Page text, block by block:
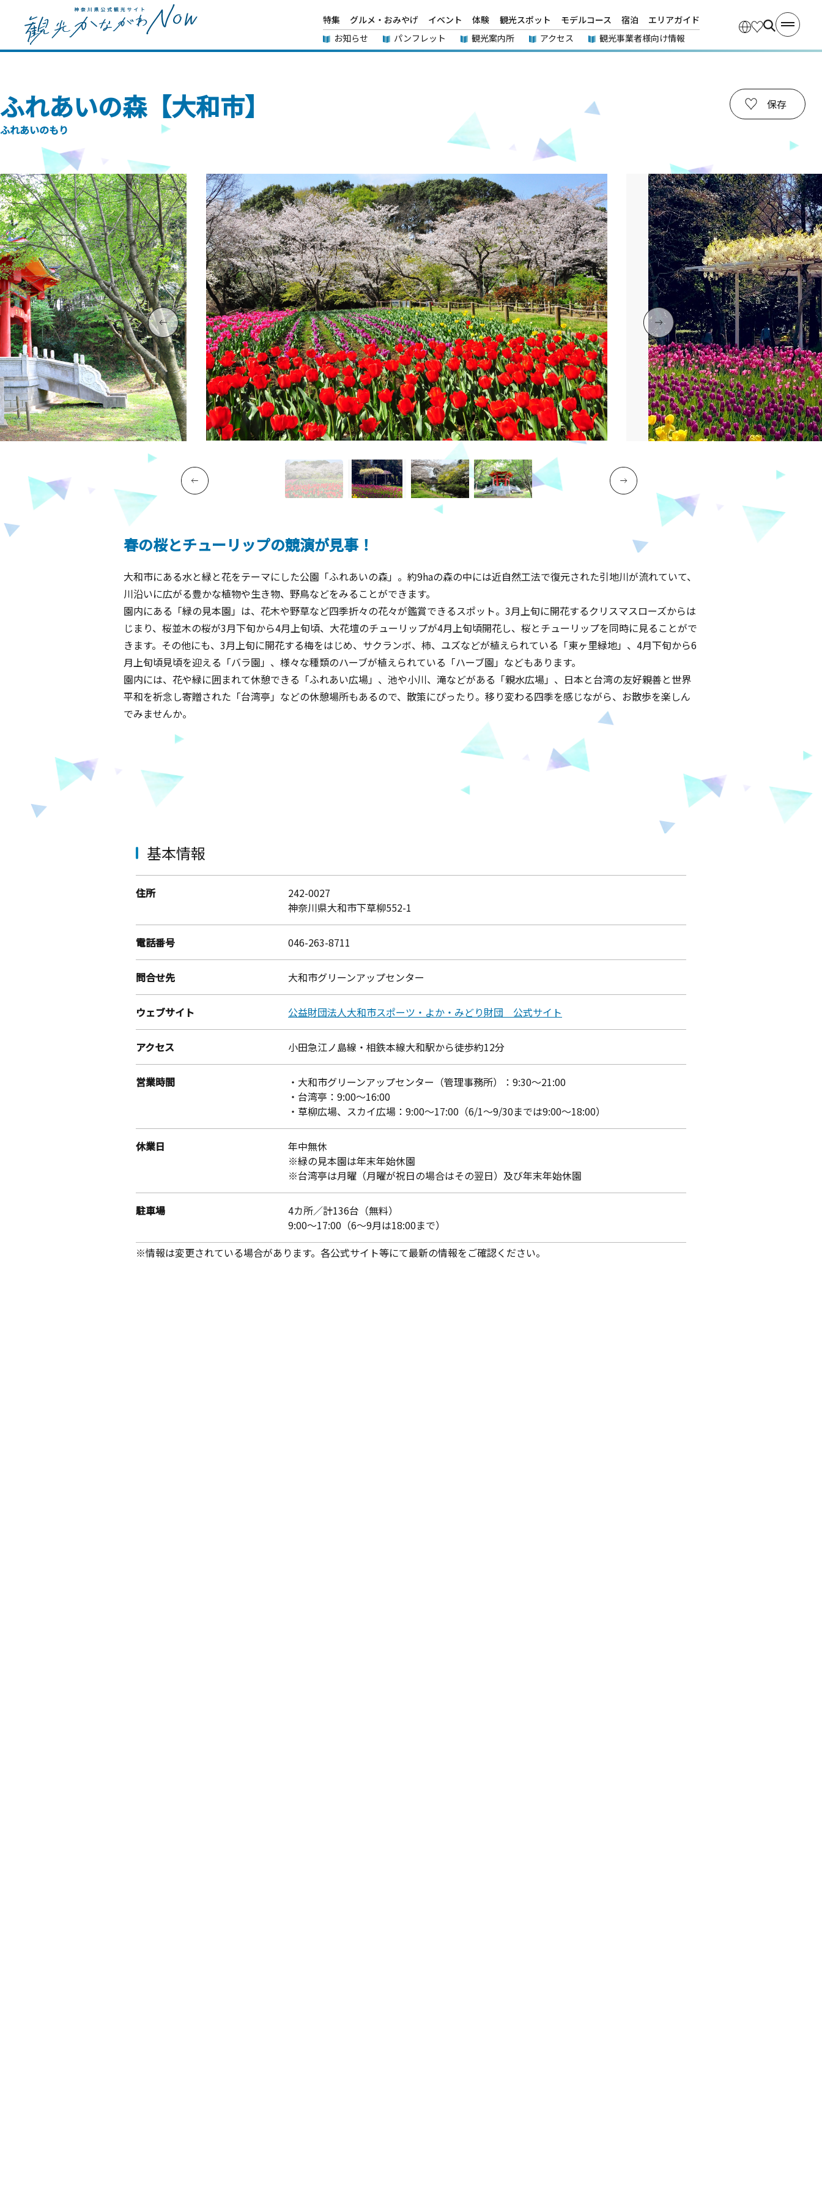
特集 グルメ・おみやげ イベント 体験 観光スポット モデルコース 宿泊
エリアガイド
お知らせ
パンフレット 観光案内所 アクセス 観光事業者様向け情報
ふれあいの森【大和市】
ふれあいのもり
保存
春の桜とチューリップの競演が見事！
大和市にある水と緑と花をテーマにした公園「ふれあいの森」。約9haの森の中には近自然工法で復元された引地川が流れていて、
川沿いに広がる豊かな植物や生き物、野鳥などをみることができます。
園内にある「緑の見本園」は、花木や野草など四季折々の花々が鑑賞できるスポット。3月上旬に開花するクリスマスローズからは
じまり、桜並木の桜が3月下旬から4月上旬頃、大花壇のチューリップが4月上旬頃開花し、桜とチューリップを同時に見ることがで
きます。その他にも、3月上旬に開花する梅をはじめ、サクランボ、柿、ユズなどが植えられている「東ヶ里緑地」、4月下旬から6
月上旬頃見頃を迎える「バラ園」、様々な種類のハーブが植えられている「ハーブ園」などもあります。
園内には、花や緑に囲まれて休憩できる「ふれあい広場」、池や小川、滝などがある「親水広場」、日本と台湾の友好親善と世界
平和を祈念し寄贈された「台湾亭」などの休憩場所もあるので、散策にぴったり。移り変わる四季を感じながら、お散歩を楽しん
でみませんか。
基本情報
住所
242-0027
神奈川県大和市下草柳552-1
電話番号 046-263-8711
問合せ先 大和市グリーンアップセンター
ウェブサイト 公益財団法人大和市スポーツ・よか・みどり財団 公式サイト
アクセス 小田急江ノ島線・相鉄本線大和駅から徒歩約12分
営業時間
・大和市グリーンアップセンター（管理事務所）：9:30～21:00
・台湾亭：9:00～16:00
・草柳広場、スカイ広場：9:00～17:00（6/1～9/30までは9:00～18:00）
休業日
年中無休
※緑の見本園は年末年始休園
※台湾亭は月曜（月曜が祝日の場合はその翌日）及び年末年始休園
駐車場
4カ所／計136台（無料）
9:00～17:00（6～9月は18:00まで）
※情報は変更されている場合があります。各公式サイト等にて最新の情報をご確認ください。